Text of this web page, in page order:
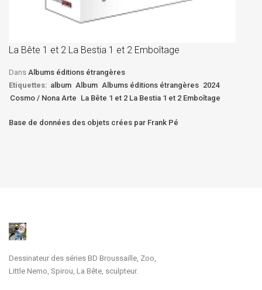
La Bête 1 et 2 La Bestia 1 et 2 Emboîtage
Dans Albums éditions étrangères
Etiquettes: album Album Albums éditions étrangères 2024
Cosmo / Nona Arte La Bête 1 et 2 La Bestia 1 et 2 Emboîtage
Base de données des objets crées par Frank Pé
Dessinateur des séries BD Broussaille, Zoo,
Little Nemo, Spirou, La Bête, sculpteur.